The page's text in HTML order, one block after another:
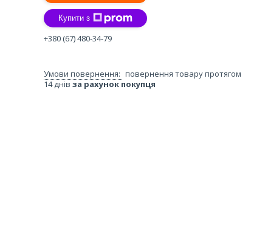
Купити з
+380 (67) 480-34-79
повернення товару протягом
14 днів за рахунок покупця